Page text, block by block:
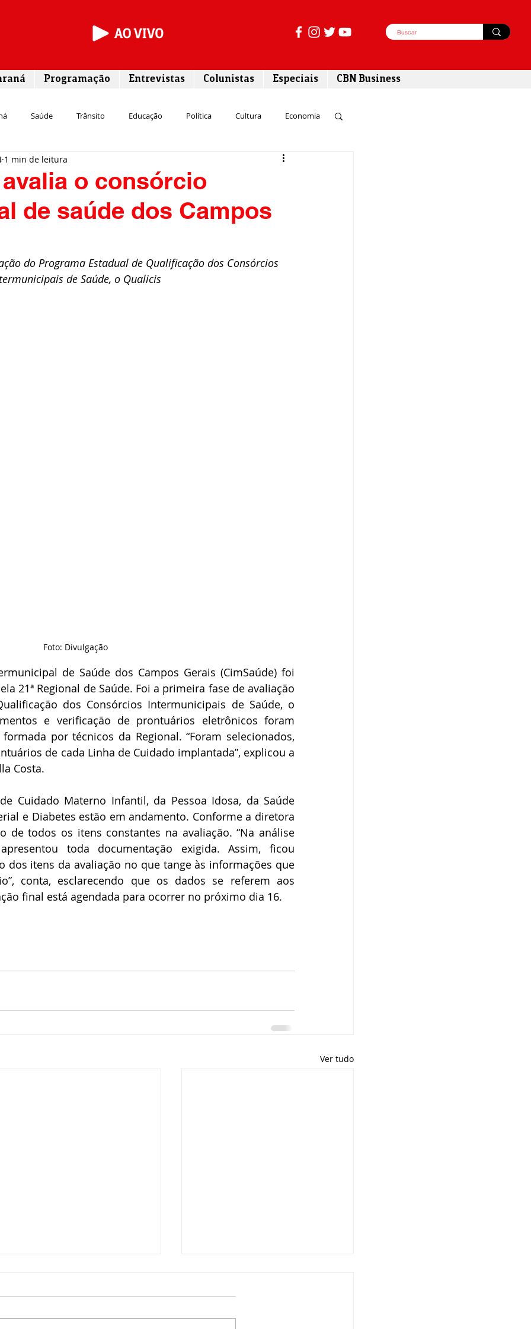
Programação Entrevistas Colunistas Especiais CBN Business
Saúde Trânsito Educação Política Cultura Economia
Segurança Entrevista
ambiente Comunicação Empreendedorismo Sustentabilidade
Assistência Social
o consórcio
de saúde dos Campos
1 min de leitura
do Programa Estadual de Qualificação dos Consórcios
de Saúde, o Qualicis
Foto: Divulgação
de Saúde dos Campos Gerais (CimSaúde) foi
21ª Regional de Saúde. Foi a primeira fase de avaliação
dos Consórcios Intermunicipais de Saúde, o
e verificação de prontuários eletrônicos foram
por técnicos da Regional. “Foram selecionados,
de cada Linha de Cuidado implantada”, explicou a
Costa.
Cuidado Materno Infantil, da Pessoa Idosa, da Saúde
e Diabetes estão em andamento. Conforme a diretora
de todos os itens constantes na avaliação. “Na análise
toda documentação exigida. Assim, ficou
dos itens da avaliação no que tange às informações que
conta, esclarecendo que os dados se referem aos
final está agendada para ocorrer no próximo dia 16.
Ver tudo